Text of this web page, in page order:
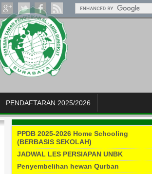
PENDAFTARAN 2025/2026
PPDB 2025-2026 Home Schooling
(BERBASIS SEKOLAH)
JADWAL LES PERSIAPAN UNBK
Penyembelihan hewan Qurban